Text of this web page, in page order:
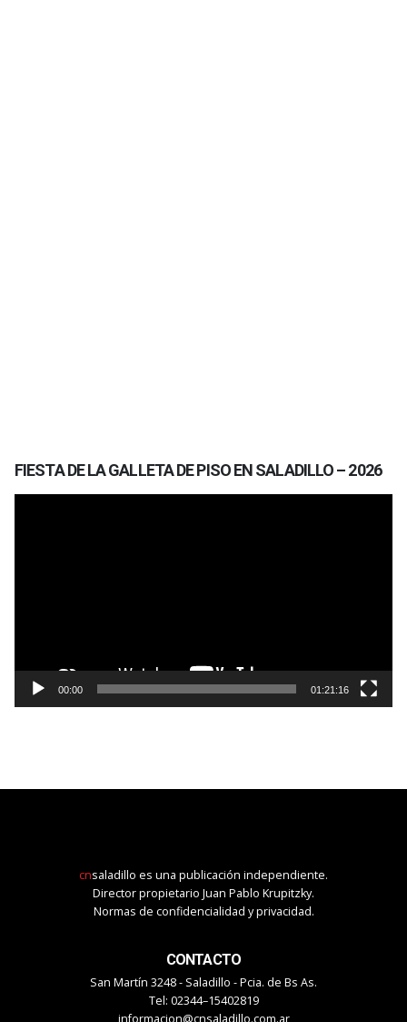
FIESTA DE LA GALLETA DE PISO EN SALADILLO – 2026
00:00 01:21:16
cnsaladillo es una publicación independiente.
Director propietario Juan Pablo Krupitzky.
Normas de confidencialidad y privacidad.
CONTACTO
San Martín 3248 - Saladillo - Pcia. de Bs As.
Tel: 02344–15402819
informacion@cnsaladillo.com.ar